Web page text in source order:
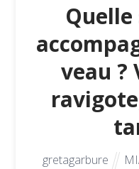
veau ?
gretagarbure